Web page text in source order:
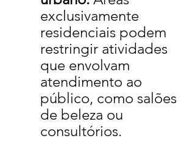
exclusivamente
residenciais podem
restringir atividades
que envolvam
atendimento ao
público, como salões
de beleza ou
consultórios.